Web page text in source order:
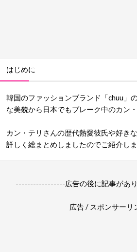
はじめに
韓国のファッションブランド「chuu」
な美貌から日本でもブレーク中のカン・
カン・テリさんの歴代熱愛彼氏や好き
詳しく総まとめしましたのでご紹介しま
-----------------広告の後に記事があ
広告 / スポンサーリ